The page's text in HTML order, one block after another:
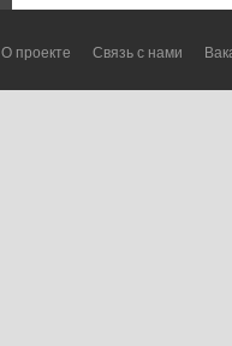
О проекте Связь с нами